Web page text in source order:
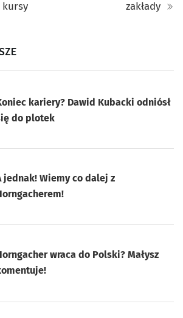
kursy zakłady
kariery? Dawid Kubacki odniósł
do plotek
jednak! Wiemy co dalej z
wraca do Polski? Małysz